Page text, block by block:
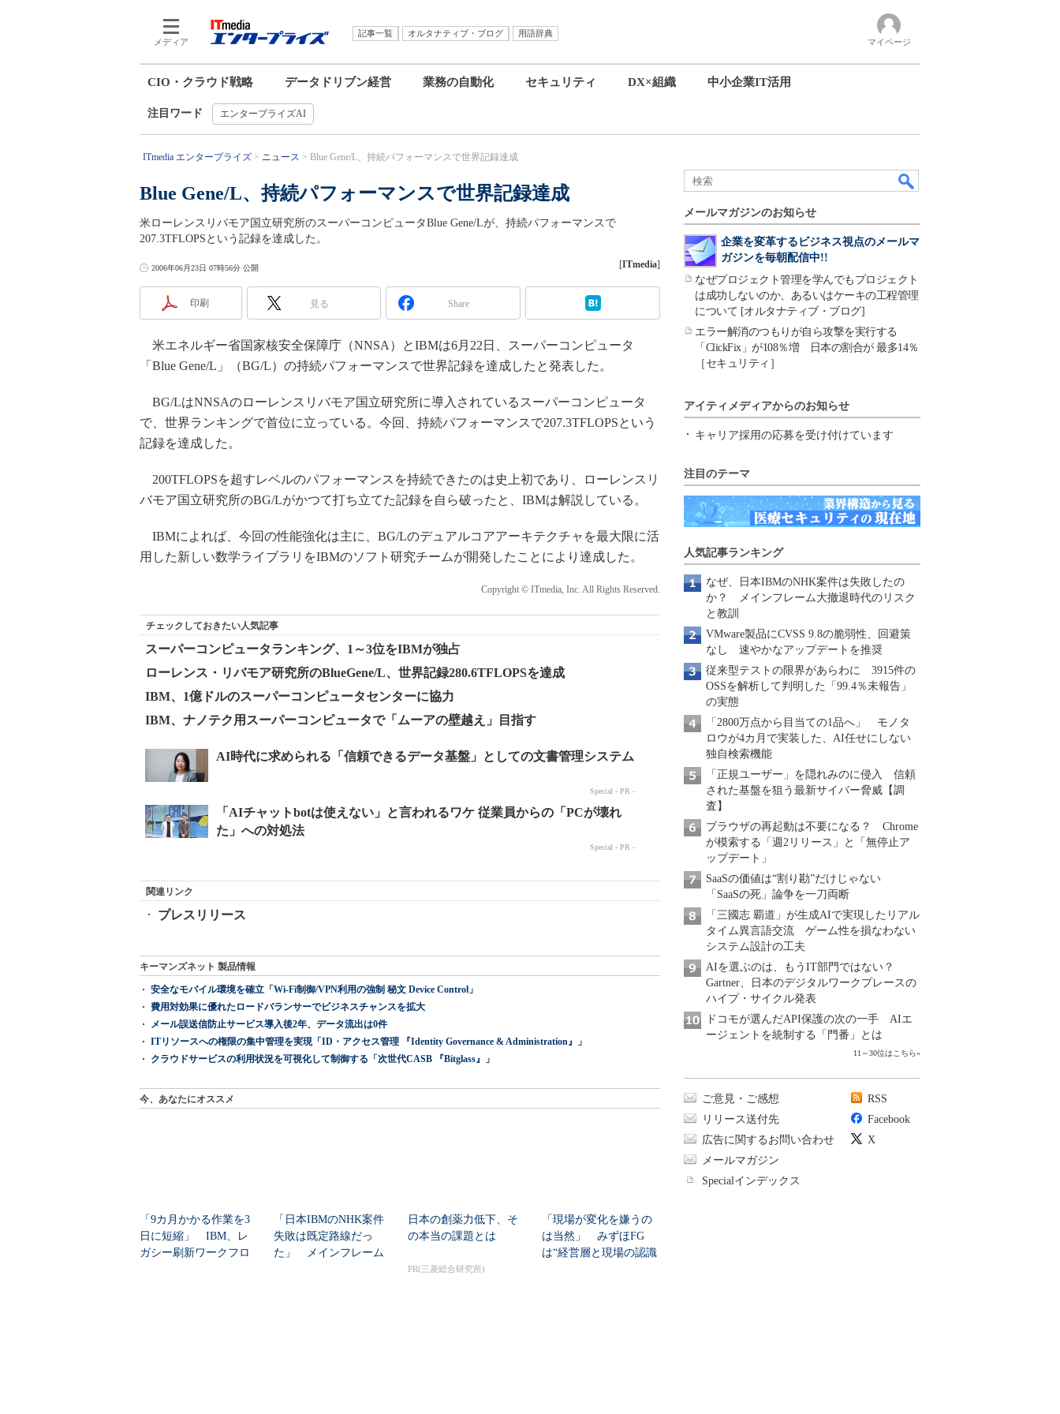
メディア
記事一覧 オルタナティブ・ブログ
用語辞典
マイページ
CIO・クラウド戦略 データドリブン経営 業務の自動化 セキュリティ DX×組織 中小企業IT活用
注目ワード エンタープライズAI
ITmedia エンタープライズ ニュース Blue Gene/L、持続パフォーマンスで世界記録達成
Blue Gene/L、持続パフォーマンスで世界記録達成
米ローレンスリバモア国立研究所のスーパーコンピュータBlue Gene/Lが、持続パフォーマンスで
207.3TFLOPSという記録を達成した。
2006年06月23日 07時56分 公開 [ITmedia]
印刷 見る Share
米エネルギー省国家核安全保障庁（NNSA）とIBMは6月22日、スーパーコンピュータ
「Blue Gene/L」（BG/L）の持続パフォーマンスで世界記録を達成したと発表した。
BG/LはNNSAのローレンスリバモア国立研究所に導入されているスーパーコンピュータ
で、世界ランキングで首位に立っている。今回、持続パフォーマンスで207.3TFLOPSという
記録を達成した。
200TFLOPSを超すレベルのパフォーマンスを持続できたのは史上初であり、ローレンスリ
バモア国立研究所のBG/Lがかつて打ち立てた記録を自ら破ったと、IBMは解説している。
IBMによれば、今回の性能強化は主に、BG/Lのデュアルコアアーキテクチャを最大限に活
用した新しい数学ライブラリをIBMのソフト研究チームが開発したことにより達成した。
Copyright © ITmedia, Inc. All Rights Reserved.
チェックしておきたい人気記事
スーパーコンピュータランキング、1～3位をIBMが独占
ローレンス・リバモア研究所のBlueGene/L、世界記録280.6TFLOPSを達成
IBM、1億ドルのスーパーコンピュータセンターに協力
IBM、ナノテク用スーパーコンピュータで「ムーアの壁越え」目指す
関連リンク
プレスリリース
キーマンズネット 製品情報
安全なモバイル環境を確立「Wi-Fi制御/VPN利用の強制 秘文 Device Control」
費用対効果に優れたロードバランサーでビジネスチャンスを拡大
メール誤送信防止サービス導入後2年、データ流出は0件
ITリソースへの権限の集中管理を実現「ID・アクセス管理 『Identity Governance & Administration』」
クラウドサービスの利用状況を可視化して制御する「次世代CASB 『Bitglass』」
今、あなたにオススメ
「9カ月かかる作業を3
日に短縮」 IBM、レ
ガシー刷新ワークフロ
「日本IBMのNHK案件
失敗は既定路線だっ
た」 メインフレーム
日本の創薬力低下、そ
の本当の課題とは
PR(三菱総合研究所)
「現場が変化を嫌うの
は当然」 みずほFG
は“経営層と現場の認識
メールマガジンのお知らせ
企業を変革するビジネス視点のメールマ
ガジンを毎朝配信中!!
なぜプロジェクト管理を学んでもプロジェクト
は成功しないのか、あるいはケーキの工程管理
について [オルタナティブ・ブログ]
エラー解消のつもりが自ら攻撃を実行する
「ClickFix」が108％増 日本の割合が 最多14％
［セキュリティ］
アイティメディアからのお知らせ
キャリア採用の応募を受け付けています
注目のテーマ
人気記事ランキング
なぜ、日本IBMのNHK案件は失敗したの
か？ メインフレーム大撤退時代のリスク
と教訓
VMware製品にCVSS 9.8の脆弱性、回避策
なし 速やかなアップデートを推奨
従来型テストの限界があらわに 3915件の
OSSを解析して判明した「99.4％未報告」
の実態
「2800万点から目当ての1品へ」 モノタ
ロウが4カ月で実装した、AI任せにしない
独自検索機能
「正規ユーザー」を隠れみのに侵入 信頼
された基盤を狙う最新サイバー脅威【調
査】
ブラウザの再起動は不要になる？ Chrome
が模索する「週2リリース」と「無停止ア
ップデート」
SaaSの価値は“割り勘”だけじゃない
「SaaSの死」論争を一刀両断
「三國志 覇道」が生成AIで実現したリアル
タイム異言語交流 ゲーム性を損なわない
システム設計の工夫
AIを選ぶのは、もうIT部門ではない？
Gartner、日本のデジタルワークプレースの
ハイプ・サイクル発表
ドコモが選んだAPI保護の次の一手 AIエ
ージェントを統制する「門番」とは
11～30位はこちら»
ご意見・ご感想
リリース送付先
広告に関するお問い合わせ
メールマガジン
Specialインデックス
RSS
Facebook
X